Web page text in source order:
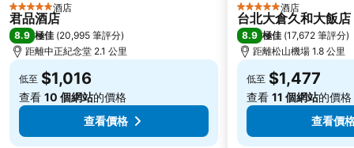
淡水老街
基隆廟口夜市
捷運民權西路站
行天宮
頂溪捷運站
永康街
大直美麗華
台北橋捷運站
5 星級 酒店
君品酒店
8.9 極佳 (20,995 筆評分)
距離中正紀念堂 2.1 公里
低至 $1,016
查看 10 個網站的價格
查看價格
5 星級 酒店
台北大倉久和大飯店
8.9 極佳 (17,672 筆評分)
距離松山機場 1.8 公里
低至 $1,477
查看 11 個網站的價格
查看價